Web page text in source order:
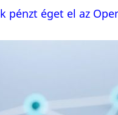
pénzt éget el az